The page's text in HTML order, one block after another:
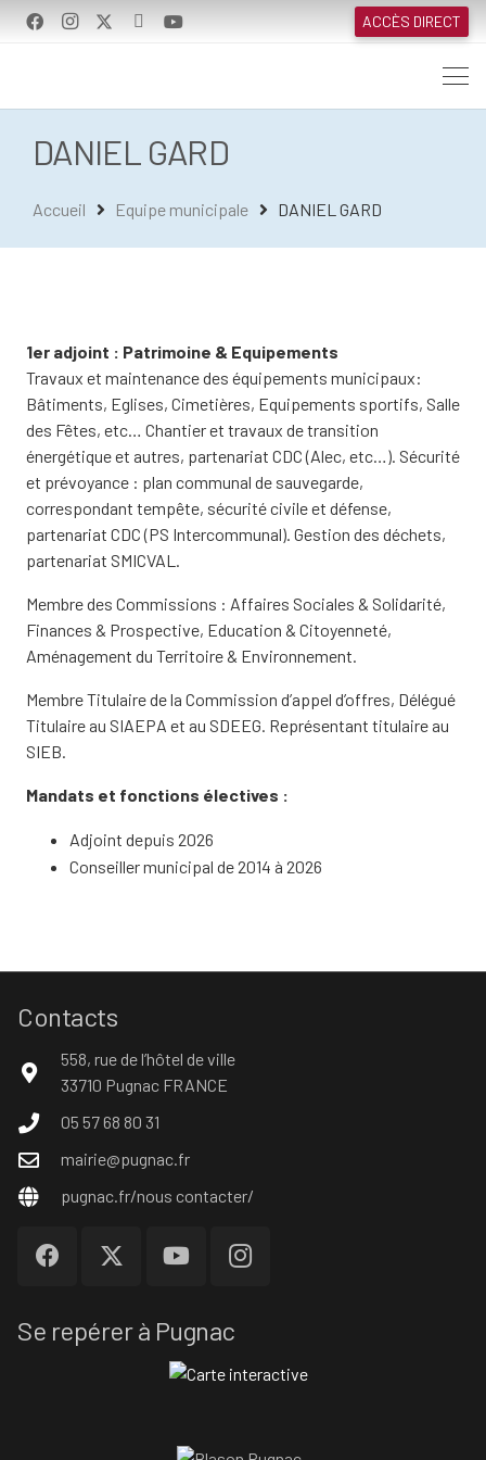
ACCÈS DIRECT
DANIEL GARD
Accueil Equipe municipale DANIEL GARD
1er adjoint : Patrimoine & Equipements
Travaux et maintenance des équipements municipaux:
Bâtiments, Eglises, Cimetières, Equipements sportifs, Salle
des Fêtes, etc… Chantier et travaux de transition
énergétique et autres, partenariat CDC (Alec, etc…). Sécurité
et prévoyance : plan communal de sauvegarde,
correspondant tempête, sécurité civile et défense,
partenariat CDC (PS Intercommunal). Gestion des déchets,
partenariat SMICVAL.
Membre des Commissions : Affaires Sociales & Solidarité,
Finances & Prospective, Education & Citoyenneté,
Aménagement du Territoire & Environnement.
Membre Titulaire de la Commission d’appel d’offres, Délégué
Titulaire au SIAEPA et au SDEEG. Représentant titulaire au
SIEB.
Mandats et fonctions électives :
Adjoint depuis 2026
Conseiller municipal de 2014 à 2026
Contacts
558, rue de l’hôtel de ville
33710 Pugnac FRANCE
05 57 68 80 31
mairie@pugnac.fr
pugnac.fr/nous contacter/
Se repérer à Pugnac